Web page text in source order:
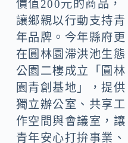
價值200元的商品，
讓鄉親以行動支持青
年品牌。今年縣府更
在圓林園滯洪池生態
公園二樓成立「圓林
園青創基地」，提供
獨立辦公室、共享工
作空間與會議室，讓
青年安心打拚事業、